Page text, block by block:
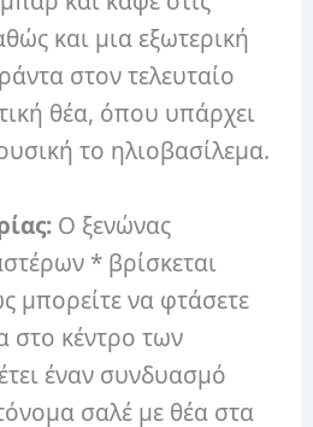
και μια εξωτερική
στον τελευταίο
θέα, όπου υπάρχει
το ηλιοβασίλεμα.
Ο ξενώνας
* βρίσκεται
μπορείτε να φτάσετε
στο κέντρο των
έναν συνδυασμό
σαλέ με θέα στα